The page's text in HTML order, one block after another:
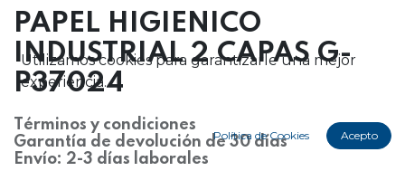
PAPEL HIGIENICO
INDUSTRIAL 2 CAPAS G-
P37024
Términos y condiciones
Garantía de devolución de 30 días
Envío: 2-3 días laborales
Utilizamos cookies para garantizarle una mejor
experiencia.
Política de Cookies Acepto